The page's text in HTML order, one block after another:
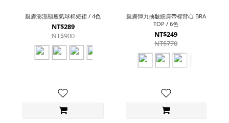
親膚澎澎顯瘦氣球棉短裙 / 4色
NT$289
NT$900
親膚彈力抽皺細肩帶棉背心 BRA
TOP / 6色
NT$249
NT$770